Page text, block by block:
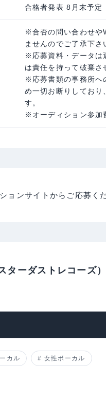
合格者発表 8月末予定
※合否の問い合わせや
ませんのでご了承下さ
※応募資料・データは
は責任を持って破棄さ
※応募書類の事務所へ
め一切お断りしており
す。
※オーディション参加
ョンサイトからご応募く
ターダストレコーズ）
カル 女性ボーカル